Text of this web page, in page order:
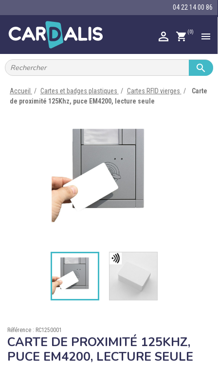
04 22 14 00 86
 shopping_cart (0) 
IMPRIMANTES À BADGES 

CARTE ET BADGE
Blog

Accueil Cartes et badges plastiques Cartes RFID vierges
Carte
de proximité 125Khz, puce EM4200, lecture seule
Référence : RC1250001
CARTE DE PROXIMITÉ 125KHZ,
PUCE EM4200, LECTURE SEULE